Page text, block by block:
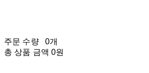
주문 수량
0개
총 상품 금액 0원